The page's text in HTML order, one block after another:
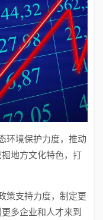
环境保护力度，推动
地方文化特色，打
策支持力度，制定更
多企业和人才来到